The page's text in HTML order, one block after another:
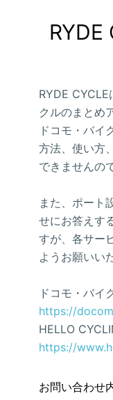
RYDE
RYDE
クルのまとめ
ドコモ・バ
方法、使い方
できませんの
また、ポート
せにお答えす
すが、各サー
ようお願いい
ドコモ・バイ
https://
HELLO
https://
お問い合わせ